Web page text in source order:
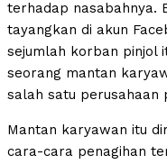
terhadap nasabahnya.
tayangkan di akun
sejumlah korban pinjol
seorang mantan
salah satu perusahaan
Mantan karyawan itu
cara-cara penagihan